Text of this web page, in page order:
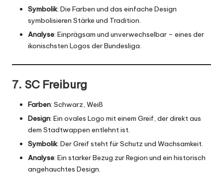
Symbolik: Die Farben und das einfache Design
symbolisieren Stärke und Tradition.
Analyse: Einprägsam und unverwechselbar – eines der
ikonischsten Logos der Bundesliga.
7. SC Freiburg
Farben: Schwarz, Weiß
Design: Ein ovales Logo mit einem Greif, der direkt aus
dem Stadtwappen entlehnt ist.
Symbolik: Der Greif steht für Schutz und Wachsamkeit.
Analyse: Ein starker Bezug zur Region und ein historisch
angehauchtes Design.